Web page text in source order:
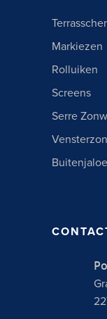
Markiezen
Rolluiken
Screens
Serre